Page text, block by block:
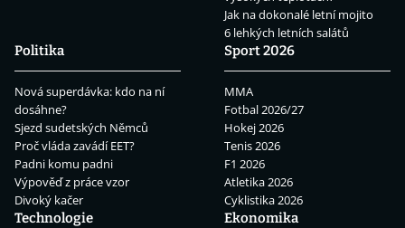
Jak na dokonalé letní mojito
6 lehkých letních salátů
Politika
Nová superdávka: kdo na ní
dosáhne?
Sjezd sudetských Němců
Proč vláda zavádí EET?
Padni komu padni
Výpověď z práce vzor
Divoký kačer
Sport 2026
MMA
Fotbal 2026/27
Hokej 2026
Tenis 2026
F1 2026
Atletika 2026
Cyklistika 2026
Technologie
Ekonomika